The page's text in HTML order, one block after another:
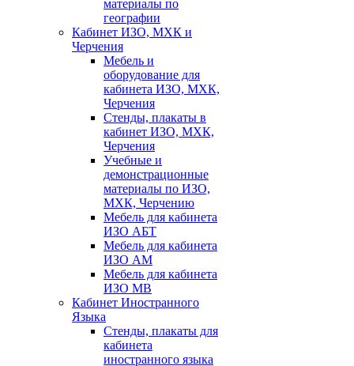
материалы по
географии
Кабинет ИЗО, МХК и
Черчения
Мебель и
оборудование для
кабинета ИЗО, МХК,
Черчения
Стенды, плакаты в
кабинет ИЗО, МХК,
Черчения
Учебные и
демонстрационные
материалы по ИЗО,
МХК, Черчению
Мебель для кабинета
ИЗО АБТ
Мебель для кабинета
ИЗО АМ
Мебель для кабинета
ИЗО МВ
Кабинет Иностранного
Языка
Стенды, плакаты для
кабинета
иностранного языка